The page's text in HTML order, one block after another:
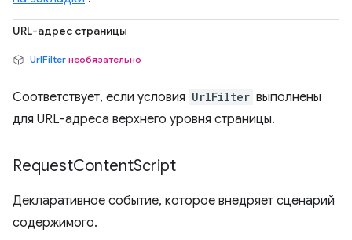
URL-адрес страницы
UrlFilter необязательно
Соответствует, если условия UrlFilter выполнены
для URL-адреса верхнего уровня страницы.
RequestContentScript
Декларативное событие, которое внедряет сценарий
содержимого.